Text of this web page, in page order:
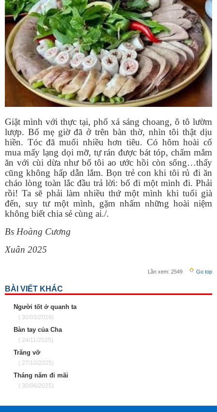
Giật mình với thực tại, phố xá sáng choang, ô tô lườm
lượp. Bố mẹ giờ đã ở trên bàn thờ, nhìn tôi thật dịu
hiền. Tóc đã muối nhiều hơn tiêu. Có hôm hoài cổ
mua mấy lạng dọi mỡ, tự rán được bát tóp, chấm mắm
ăn với cùi dừa như bố tôi ao ước hồi còn sống…thấy
cũng không hấp dẫn lắm. Bọn trẻ con khi tôi rủ đi ăn
cháo lòng toàn lắc đầu trả lời: bố đi một mình đi. Phải
rồi! Ta sẽ phải làm nhiều thứ một mình khi tuổi già
đến, suy tư một mình, gặm nhấm những hoài niệm
không biết chia sẻ cùng ai./.
Bs Hoàng Cương
Xuân 2025
Lần xem: 2549 Go top
BÀI VIẾT KHÁC
Người tốt ở quanh ta
( 30/03/2026)
Bàn tay của Cha
( 24/11/2025)
Trăng vỡ
( 27/10/2025)
Tháng năm đi mãi
( 30/06/2025)